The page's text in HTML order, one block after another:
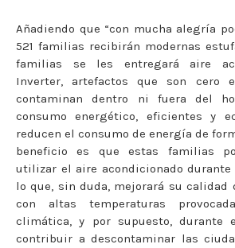
Añadiendo que “con mucha alegría
521 familias recibirán modernas
familias se les entregará aire
Inverter, artefactos que son cero
contaminan dentro ni fuera del
consumo energético, eficientes y
reducen el consumo de energía de
beneficio es que estas familias
utilizar el aire acondicionado durante
lo que, sin duda, mejorará su calidad
con altas temperaturas
climática, y por supuesto, durante
contribuir a descontaminar las